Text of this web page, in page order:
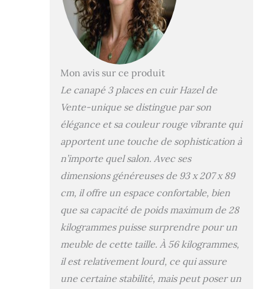
rembourrage du
dossier : mousse
polyuréthane Cuir
de veau, Confort,
Vente-unique: 94
% de clients
satisfaits - Plus de
3 millions de
clients livrés
Mon avis sur ce produit
Le canapé 3 places en cuir Hazel de
Vente-unique se distingue par son
élégance et sa couleur rouge vibrante qui
apportent une touche de sophistication à
n’importe quel salon. Avec ses
dimensions généreuses de 93 x 207 x 89
cm, il offre un espace confortable, bien
que sa capacité de poids maximum de 28
kilogrammes puisse surprendre pour un
meuble de cette taille. À 56 kilogrammes,
il est relativement lourd, ce qui assure
une certaine stabilité, mais peut poser un